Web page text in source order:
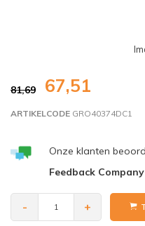
81,69 67,51
ARTIKELCODE GRO40374DC1
Onze klanten
Feedback Company
- +